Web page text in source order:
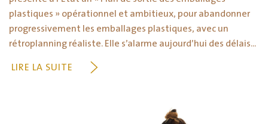
plastiques » opérationnel et ambitieux, pour abandonner
progressivement les emballages plastiques, avec un
rétroplanning réaliste. Elle s’alarme aujourd’hui des délais...
LIRE LA SUITE